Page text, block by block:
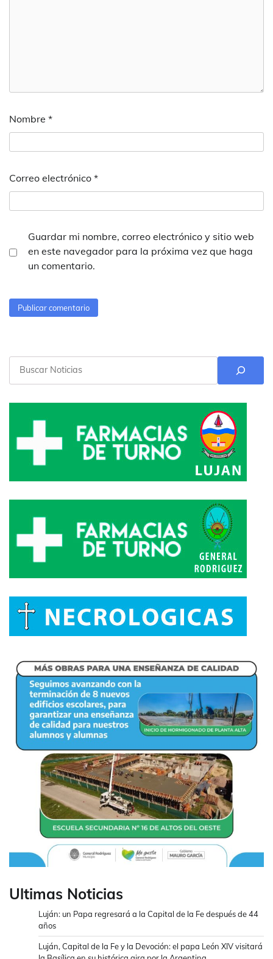
Nombre *
Correo electrónico *
Guardar mi nombre, correo electrónico y sitio web
en este navegador para la próxima vez que haga
un comentario.
Ultimas Noticias
Luján: un Papa regresará a la Capital de la Fe después de 44
años
Luján, Capital de la Fe y la Devoción: el papa León XIV visitará